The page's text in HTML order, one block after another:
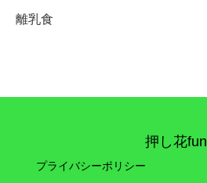
離乳食
押し花fun
プライバシーポリシー